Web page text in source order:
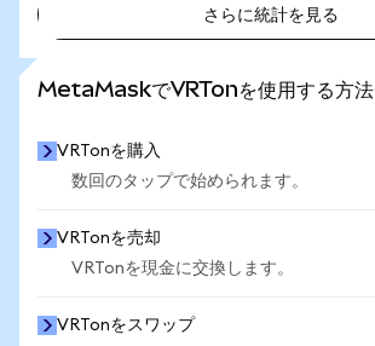
さらに統計を見る
MetaMaskでVRTonを使用する方法
VRTonを購入
数回のタップで始められます。
VRTonを売却
VRTonを現金に交換します。
VRTonをスワップ